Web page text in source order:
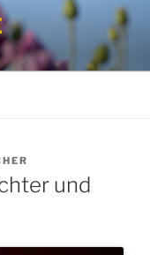
und